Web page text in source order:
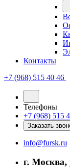
Контакты
+7 (968) 515 40 46
Телефоны
+7 (968) 515
Заказать
info@fursk.ru
г.